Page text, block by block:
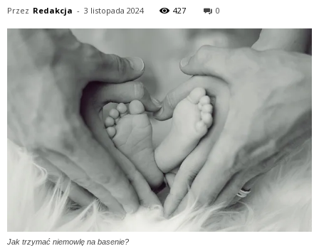
Przez Redakcja - 3 listopada 2024 427 0
Jak trzymać niemowlę na basenie?